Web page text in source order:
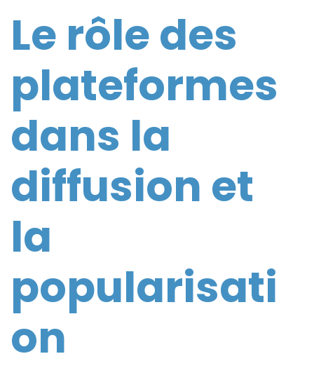
Le rôle des
plateformes
dans la
diffusion et
la
popularisati
on